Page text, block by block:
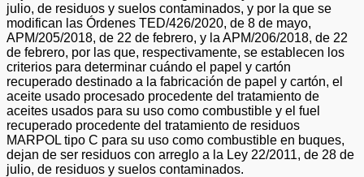
julio, de residuos y suelos contaminados, y por la que se
modifican las Órdenes TED/426/2020, de 8 de mayo,
APM/205/2018, de 22 de febrero, y la APM/206/2018, de 22
de febrero, por las que, respectivamente, se establecen los
criterios para determinar cuándo el papel y cartón
recuperado destinado a la fabricación de papel y cartón, el
aceite usado procesado procedente del tratamiento de
aceites usados para su uso como combustible y el fuel
recuperado procedente del tratamiento de residuos
MARPOL tipo C para su uso como combustible en buques,
dejan de ser residuos con arreglo a la Ley 22/2011, de 28 de
julio, de residuos y suelos contaminados.